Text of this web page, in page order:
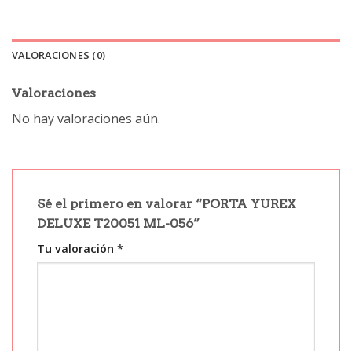
VALORACIONES (0)
Valoraciones
No hay valoraciones aún.
Sé el primero en valorar “PORTA YUREX
DELUXE T20051 ML-056”
Tu valoración *